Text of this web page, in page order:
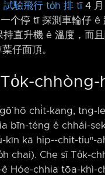
試驗飛行 to̍h 排 tī4 月
个停 tī 探測車輪仔 ê
持直升機 ê 溫度，而
仔面頂。
To̍k-chhòng-
hō chi̍t-kang, tng-
bīn-téng ê chhái-
kīn kā hip-⁠-chit-tiuⁿ-
chai). Che sī To̍k-
Hóe-chhia tōa-khì-